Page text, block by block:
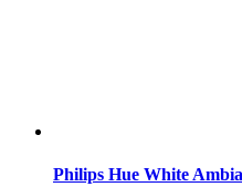
Philips Hue White